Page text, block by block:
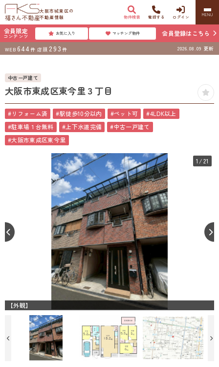
大阪市城東区の
不動産情報
物件検索 電話する ログイン MENU
会員限定
コンテンツ お気に入り マッチング物件 会員登録はこちら
WEB 644件 店頭 293 件 2026.08.09 更新
中古一戸建て
大阪市東成区東今里３丁目
#リフォーム済 #駅徒歩10分以内 #ペット可
#4LDK以上
#駐車場１台無料
#上下水道完備
#中古一戸建て
#大阪市東成区東今里
1 /21
【外観】